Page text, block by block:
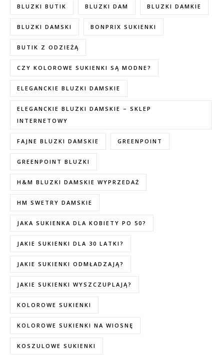
BLUZKI BUTIK BLUZKI DAM BLUZKI DAMKIE
BLUZKI DAMSKI BONPRIX SUKIENKI
BUTIK Z ODZIEŻĄ
CZY KOLOROWE SUKIENKI SĄ MODNE?
ELEGANCKIE BLUZKI DAMSKIE
ELEGANCKIE BLUZKI DAMSKIE – SKLEP
INTERNETOWY
FAJNE BLUZKI DAMSKIE GREENPOINT
GREENPOINT BLUZKI
H&M BLUZKI DAMSKIE WYPRZEDAŻ
HM SWETRY DAMSKIE
JAKA SUKIENKA DLA KOBIETY PO 50?
JAKIE SUKIENKI DLA 30 LATKI?
JAKIE SUKIENKI ODMŁADZAJĄ?
JAKIE SUKIENKI WYSZCZUPLAJĄ?
KOLOROWE SUKIENKI
KOLOROWE SUKIENKI NA WIOSNĘ
KOSZULOWE SUKIENKI